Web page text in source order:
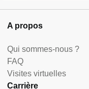
A propos
Qui sommes-nous ?
FAQ
Visites virtuelles
Carrière